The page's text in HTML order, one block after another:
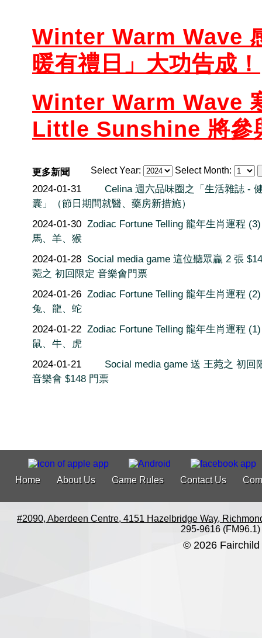
Winter Warm Wave
暖有禮日」大功告成！
Winter Warm Wave
Little Sunshine 將參
Select Year: Select Month:
更多新聞
2024-01-31
Celina 週六品味圈之「生活雜誌 -
囊」（節日期間就醫、藥房新措施）
2024-01-30 Zodiac Fortune Telling 龍年生肖運程
馬、羊、猴
2024-01-28 Social media game 這位聽眾贏 2 張
菀之 初回限定 音樂會門票
2024-01-26 Zodiac Fortune Telling 龍年生肖運程
兔、龍、蛇
2024-01-22 Zodiac Fortune Telling 龍年生肖運程
鼠、牛、虎
2024-01-21
Social media game 送 王菀之 初回
音樂會 $148 門票
Home About Us Game Rules Contact Us
#2090, Aberdeen Centre, 4151 Hazelbridge Way,
295-9616 (FM96.1)
© 2026 Fairchild